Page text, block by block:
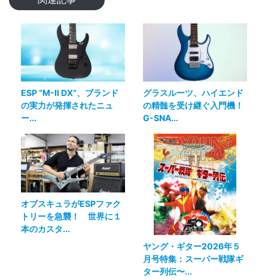
ESP “M-II DX”、ブランド
の実力が発揮されたニュ
ー...
グラスルーツ、ハイエンド
の精髄を受け継ぐ入門機！
G-SNA...
オブスキュラがESPファク
トリーを急襲！ 世界に１
本のカスタ...
ヤング・ギター2026年５
月号特集：スーパー戦隊ギ
ター列伝〜...